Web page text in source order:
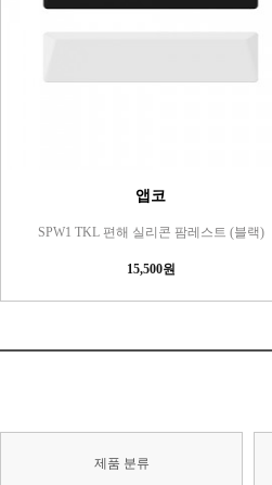
앱코
SPW1 TKL 편해 실리콘 팜레스트 (블랙)
15,500원
제품 분류